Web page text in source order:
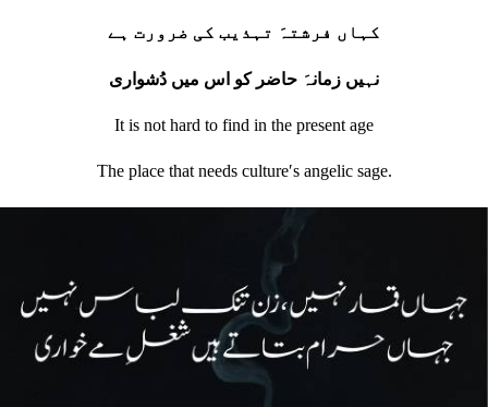
کہاں فرشتہَ تہذیب کی ضرورت ہے
نہیں زمانہَ حاضر کو اس میں دُشواری
It is not hard to find in the present age
The place that needs cultureʹs angelic sage.